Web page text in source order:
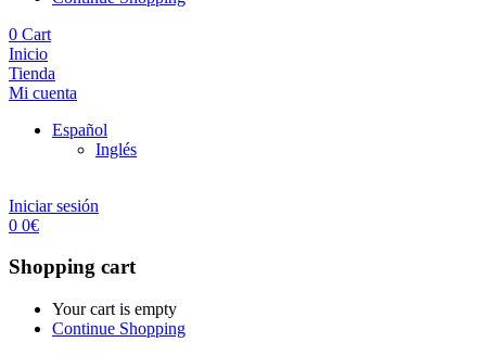
0 Cart
Inicio
Tienda
Mi cuenta
Español
Inglés
Iniciar sesión
0 0€
Shopping cart
Your cart is empty
Continue Shopping